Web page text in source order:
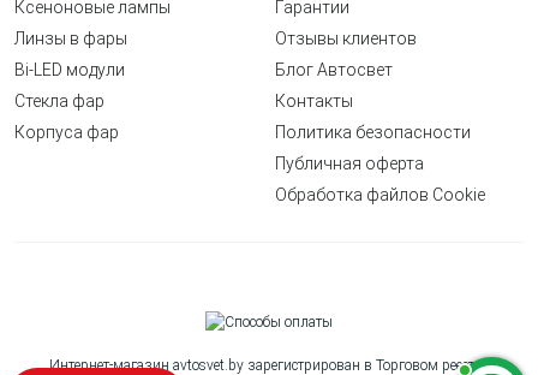
Ксеноновые лампы
Линзы в фары
Bi-LED модули
Стекла фар
Корпуса фар
Гарантии
Отзывы клиентов
Блог Автосвет
Контакты
Политика безопасности
Публичная оферта
Обработка файлов Cookie
Интернет-магазин avtosvet.by зарегистрирован в Торговом реестре